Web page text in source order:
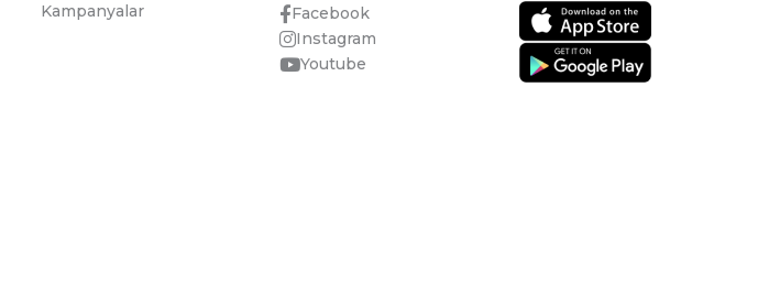
Kampanyalar
Facebook
Instagram
Youtube